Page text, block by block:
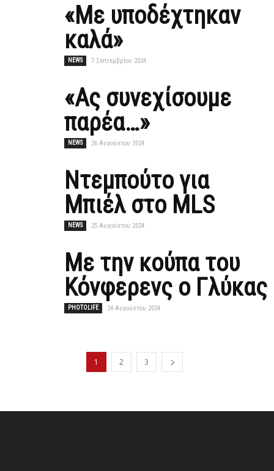
«Με υποδέχτηκαν
καλά»
NEWS 7 Σεπτεμβρίου 2024
«Ας συνεχίσουμε
παρέα…»
NEWS 26 Αυγούστου 2024
Ντεμπούτο για
Μπιέλ στο MLS
NEWS 25 Αυγούστου 2024
Με την κούπα του
Κόνφερενς ο Γλύκας
PHOTOLIFE 24 Αυγούστου 2024
1 2 3